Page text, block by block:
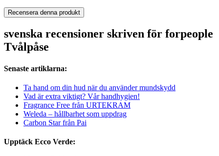
Recensera denna produkt
svenska recensioner skriven för forpeople
Tvålpåse
Senaste artiklarna:
Ta hand om din hud när du använder mundskydd
Vad är extra viktigt? Vår handhygien!
Fragrance Free från URTEKRAM
Weleda – hållbarhet som uppdrag
Carbon Star från Pai
Upptäck Ecco Verde: